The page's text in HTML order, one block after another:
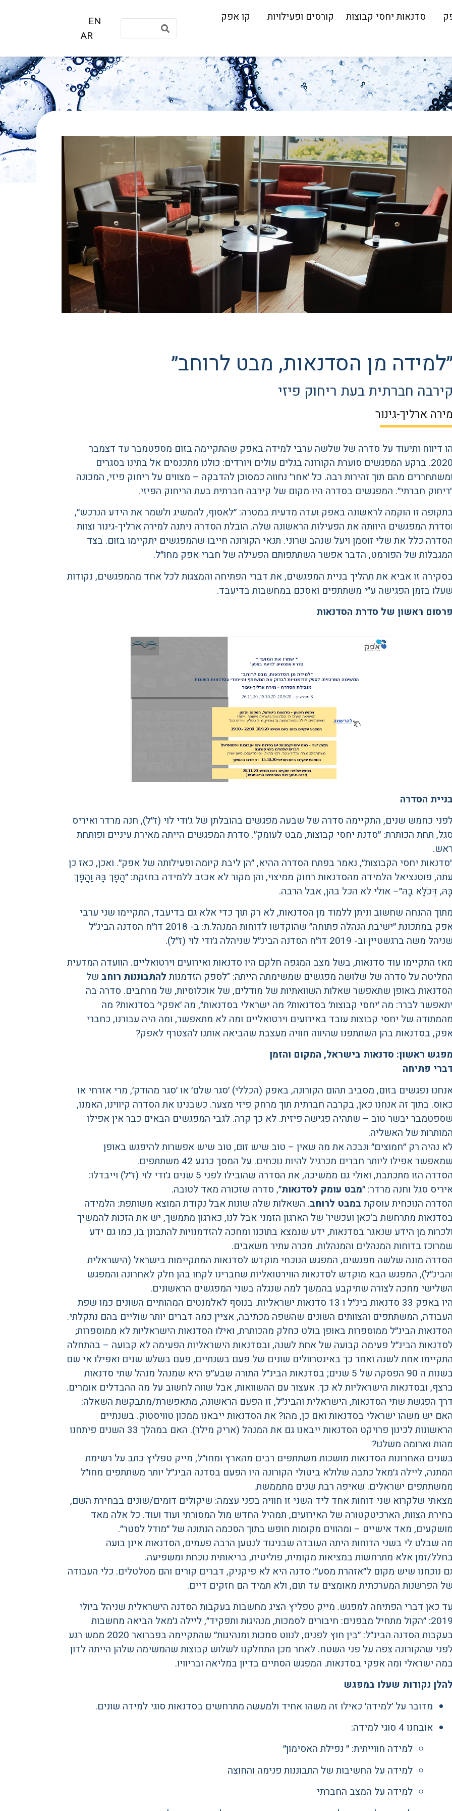
סדנאות יחסי קבוצות קורסים ופעילויות
קו אפק
EN
AR
״למידה מן הסדנאות, מבט לרוחב״
קירבה חברתית בעת ריחוק פיזי
מירה ארליך-גינור
הו דיווח ותיעוד על סדרה של שלשה ערבי למידה באפק שהתקיימה בזום מספטמבר עד דצמבר
2020. ברקע המפגשים סוערת הקורונה בגלים עולים ויורדים: כולנו מתכנסים אל בתינו בסגרים
ומשתחררים מהם תוך זהירות רבה. כל ׳אחר׳ נחווה כמסוכן להדבקה – מצווים על ריחוק פיזי, המכונה
חברתי״. המפגשים בסדרה היו מקום של קירבה חברתית בעת הריחוק הפיזי.
בתקופה זו הוקמה לראשונה באפק ועדה מדעית במטרה: ״לאסוף, להמשיג ולשמר את הידע הנרכש״,
וסדרת המפגשים היוותה את הפעילות הראשונה שלה. הובלת הסדרה ניתנה למירה ארליך-גינור וצוות
הסדרה כלל את שלי זוסמן ויעל שנהב שרוני. תנאי הקורונה חייבו שהמפגשים יתקיימו בזום. בצד
המגבלות של הפורמט, הדבר אפשר השתתפותם הפעילה של חברי אפק מחו״ל.
בסקירה זו אביא את תהליך בניית המפגשים, את דברי הפתיחה והמצגות לכל אחד מהמפגשים, נקודות
שעלו בזמן הפגישה ע״י משתתפים ואסכם במחשבות בדיעבד.
פרסום ראשון של סדרת הסדנאות
בניית הסדרה
כחמש שנים, התקיימה סדרה של שבעה מפגשים בהובלתן של ג׳ודי לוי (ז״ל), חנה מרדר ואיריס
סגל, תחת הכותרת: ״סדנת יחסי קבוצות, מבט לעומק״. סדרת המפגשים הייתה מאירת עיניים ופותחת
ראש.
יחסי הקבוצות״, נאמר בפתח הסדרה ההיא, ״הן ליבת קיומה ופעילותה של אפק״. ואכן, כאז כן
עתה, פוטנציאל הלמידה מהסדנאות רחוק ממיצוי, והן מקור לא אכזב ללמידה בחזקת: ״הֲפָךְ בָּהּ וַהֲפָךְ
בָּהּ, דְּכֹלָּא בָהּ״– אולי לא הכל בהן, אבל הרבה.
מתוך ההנחה שחשוב וניתן ללמוד מן הסדנאות, לא רק תוך כדי אלא גם בדיעבד, התקיימו שני ערבי
אפק במתכונת ״ישיבת הנהלה פתוחה״ שהוקדשו לדוחות המנהל.ת: ב- 2018 דו״ח הסדנה הבינ״ל
שניהל משה ברגשטיין וב- 2019 דו״ח הסדנה הבינ״ל שניהלה ג׳ודי לוי (ז״ל).
מאז התקיימו עוד סדנאות, בשל מצב המגפה חלקם היו סדנאות ואירועים וירטואליים. הוועדה המדעית
החליטה על סדרה של שלושה מפגשים שמשימתה הייתה: "לספק הזדמנות להתבוננות רוחבשל
הסדנאות באופן שתאפשר שאלות השוואתיות של מודלים, של אוכלוסיות, של מרחבים. סדרה בה
יתאפשר לברר: מה ׳יחסי קבוצות׳ בסדנאות? מה ישראלי בסדנאות״, מה ׳אפקי׳ בסדנאות? מה
מהמתודה של יחסי קבוצות עובד באירועים וירטואליים ומה לא מתאפשר, ומה היה עבורנו, כחברי
בסדנאות בהן השתתפנו שהיווה חוויה מעצבת שהביאה אותנו להצטרף לאפק?
מפגש ראשון: סדנאות בישראל, המקום והזמן
דברי פתיחה
נפגשים בזום, מסביב תהום הקורונה, באפק (הכללי) ׳סגר שלם׳ או ׳סגר מהודק׳, מרי אזרחי או
כאוס. בתוך זה אנחנו כאן, בקרבה חברתית תוך מרחק פיזי מצער. כשבנינו את הסדרה קיווינו, האמנו,
שספטמבר יבשר טוב – שתהיה פגישה פיזית. לא כך קרה. לגבי המפגשים הבאים כבר אין אפילו
המותרות של האשליה.
נהיה רק ״חמוצים״ ונבכה את מה שאין – טוב שיש זום, טוב שיש אפשרות להיפגש באופן
שמאפשר אפילו ליותר חברים מכרגיל להיות נוכחים. על המסך כרגע 42 משתתפים.
הסדרה הזו מתכתבת, ואולי גם ממשיכה, את הסדרה שהובילו לפני 5 שנים ג׳ודי לוי (ז״ל) וייבדלו:
סגל וחנה מרדר: ״מבט עומק לסדנאות״, סדרה שזכורה מאד לטובה.
הסדרה הנוכחית עוסקת במבט לרוחב. השאלות שלה שונות אבל נקודת המוצא משותפת: הלמידה
בסדנאות מתרחשת ב'כאן ועכשיו' של הארגון הזמני אבל לנו, כארגון מתמשך, יש את הזכות להמשיך
ולכרות מן הידע שנאגר בסדנאות, ידע שנמצא בתוכנו ומחכה להזדמנויות להתבונן בו, כמו גם ידע
שמרוכז בדוחות המנהלים והמנהלות. מכרה עתיר משאבים.
הסדרה מונה שלשה מפגשים, המפגש הנוכחי מוקדש לסדנאות המתקיימות בישראל (הישראלית
והבינ״ל), המפגש הבא מוקדש לסדנאות הווירטואליות שחברינו לקחו בהן חלק לאחרונה והמפגש
השלישי מחכה לצורה שתיקבע בהמשך למה שנגלה בשני המפגשים הראשונים.
היו באפק 33 סדנאות בינ״ל ו 13 סדנאות ישראליות. בנוסף לאלמנטים המהותיים השונים כמו שפת
העבודה, המשתתפים והצוותים השונים שהשפה מכתיבה, אציין כמה דברים יותר שוליים בהם נתקלתי.
הסדנאות הבינ״ל ממוספרות באופן בולט כחלק מהכותרת, ואילו הסדנאות הישראליות לא ממוספרות;
הבינ״ל פעימה קבועה של אחת לשנה, ובסדנאות הישראליות הפעימה לא קבועה – בהתחלה
התקיימו אחת לשנה ואחר כך באינטרוולים שונים של פעם בשנתיים, פעם בשלש שנים ואפילו אי שם
בשנות ה 90 הפסקה של 5 שנים; בסדנאות הבינ״ל התורה שבע״פ היא שמנהל מנהל שתי סדנאות
ברצף, ובסדנאות הישראליות לא כך. אעצור עם ההשוואות, אבל שווה לחשוב על מה ההבדלים אומרים.
דרך הפגשת שתי הסדנאות, הישראלית והבינ״ל, זו הפעם הראשונה, מתאפשרת/מתבקשת השאלה:
האם יש משהו ישראלי בסדנאות ואם כן, מהו? את הסדנאות ייבאנו ממכון טוויסטוק. בשנתיים
הראשונות לכינון פרויקט הסדנאות ייבאנו גם את המנהל (אריק מילר). האם במהלך 33 השנים פיתחנו
מהות וארומה משלנו?
בשנים האחרונות הסדנאות מושכות משתתפים רבים מהארץ ומחו״ל, מייק טפליץ כתב על רשימת
המתנה, ליילה ג׳מאל כתבה שלולא ביטולי הקורונה היו הפעם בסדנה הבינ״ל יותר משתתפים מחו״ל
ממשתתפים ישראלים. שאיפה רבת שנים מתממשת.
מצאתי שלקרוא שני דוחות אחד ליד השני זו חוויה בפני עצמה: שיקולים דומים/שונים בבחירת השם,
בחירת הצוות, הארכיטקטורה של האירועים, תמהיל החדש מול המסורתי ועוד ועוד. כל אלה מאד
מושקעים, מאד אישיים – ומהווים מקומות חופש בתוך הסכמה הנתונה של ״מודל לסטר״.
מה שבלט לי בשני הדוחות היתה העובדה שבניגוד לנטען הרבה פעמים, הסדנאות אינן בועה
בחלל/זמן אלא מתרחשות במציאות מקומית, פוליטית, בריאותית נוכחת ומשפיעה.
נוכחנו שיש מקום ל״אזהרת מסע״: סדנה היא לא פיקניק, דברים קורים והם מטלטלים. כלי העבודה
של הפרשנות המערכתית מאומצים עד תום, ולא תמיד הם חזקים דיים.
עד כאן דברי הפתיחה למפגש. מייק טפליץ הציג מחשבות בעקבות הסדנה הישראלית שניהל ביולי
2019: ״הקול מתחיל מבפנים: חיבורים לסמכות, מנהיגות ותפקיד״, ליילה ג׳מאל הביאה מחשבות
בעקבות הסדנה הבינ״ל: ״בין חוץ לפנים, לנווט סמכות ומנהיגות״ שהתקיימה בפברואר 2020 ממש רגע
שהקורונה צפה על פני השטח. לאחר מכן התחלקנו לשלוש קבוצות שהמשימה שלהן הייתה לדון
במה ישראלי ומה אפקי בסדנאות. המפגש הסתיים בדיון במליאה ובריוויו.
להלן נקודות שעלו במפגש
מדובר על ׳למידה׳ כאילו זה משהו אחיד ולמעשה מתרחשים בסדנאות סוגי למידה שונים.
אובחנו 4 סוגי למידה:
למידה חווייתית: ״ נפילת האסימון״
למידה על החשיבות של התבוננות פנימה והחוצה
למידה על המצב החברתי